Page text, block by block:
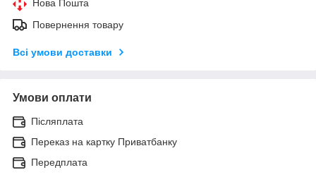
Нова Пошта
Повернення товару
Всі умови доставки
Умови оплати
Післяплата
Переказ на картку Приватбанку
Передплата